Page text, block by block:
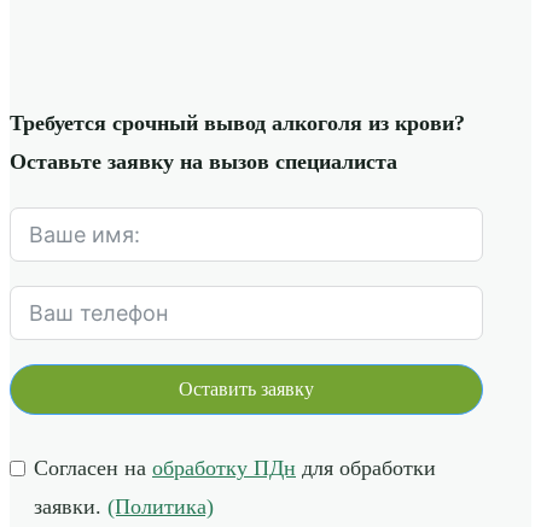
Требуется срочный вывод алкоголя из крови?
Оставьте заявку на вызов специалиста
Оставить заявку
Согласен на обработку ПДн для обработки
заявки. (Политика)